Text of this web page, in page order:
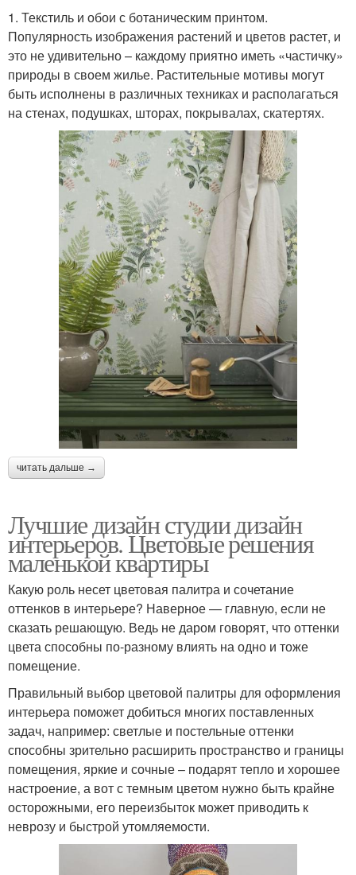
1. Текстиль и обои с ботаническим принтом.
Популярность изображения растений и цветов растет, и
это не удивительно – каждому приятно иметь «частичку»
природы в своем жилье. Растительные мотивы могут
быть исполнены в различных техниках и располагаться
на стенах, подушках, шторах, покрывалах, скатертях.
читать дальше →
Лучшие дизайн студии дизайн
интерьеров. Цветовые решения
маленькой квартиры
Какую роль несет цветовая палитра и сочетание
оттенков в интерьере? Наверное — главную, если не
сказать решающую. Ведь не даром говорят, что оттенки
цвета способны по-разному влиять на одно и тоже
помещение.
Правильный выбор цветовой палитры для оформления
интерьера поможет добиться многих поставленных
задач, например: светлые и постельные оттенки
способны зрительно расширить пространство и границы
помещения, яркие и сочные – подарят тепло и хорошее
настроение, а вот с темным цветом нужно быть крайне
осторожными, его переизбыток может приводить к
неврозу и быстрой утомляемости.